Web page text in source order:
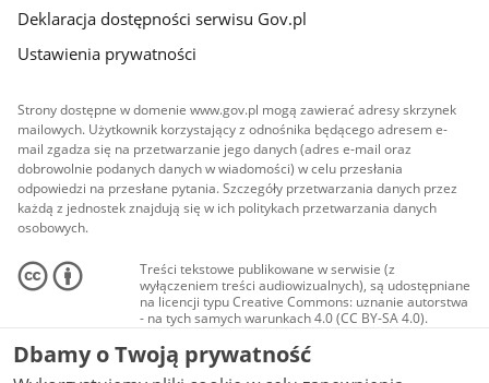
Deklaracja dostępności serwisu Gov.pl
Ustawienia prywatności
Strony dostępne w domenie www.gov.pl mogą zawierać adresy skrzynek
mailowych. Użytkownik korzystający z odnośnika będącego adresem e-
mail zgadza się na przetwarzanie jego danych (adres e-mail oraz
dobrowolnie podanych danych w wiadomości) w celu przesłania
odpowiedzi na przesłane pytania. Szczegóły przetwarzania danych przez
każdą z jednostek znajdują się w ich politykach przetwarzania danych
osobowych.
Treści tekstowe publikowane w serwisie (z
wyłączeniem treści audiowizualnych), są udostępniane
na licencji typu Creative Commons: uznanie autorstwa
- na tych samych warunkach 4.0 (CC BY-SA 4.0).
Materiały audiowizualne, w tym zdjęcia, materiały
audio i wideo, są udostępniane na licencji typu
Creative Commons: uznanie autorstwa użycie
Dbamy o Twoją prywatność